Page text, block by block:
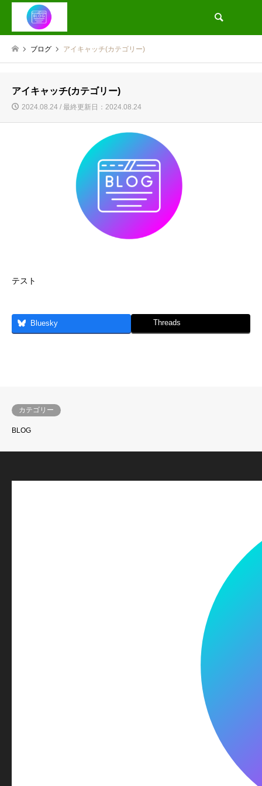
ブログ アイキャッチ(カテゴリー)
アイキャッチ(カテゴリー)
2024.08.24 / 最終更新日：2024.08.24
テスト
Bluesky Threads
カテゴリー
BLOG